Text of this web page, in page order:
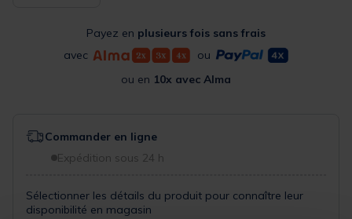
Payez en plusieurs fois sans frais
avec
ou
ou en 10x avec Alma
Commander en ligne
Expédition sous 24 h
Sélectionner les détails du produit pour connaître leur
disponibilité en magasin